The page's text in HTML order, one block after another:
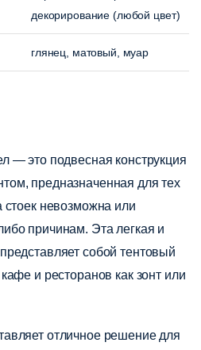
декорирование (любой цвет)
глянец, матовый, муар
— это подвесная конструкция
предназначенная для тех
стоек невозможна или
причинам. Эта легкая и
собой тентовый
и ресторанов как зонт или
отличное решение для